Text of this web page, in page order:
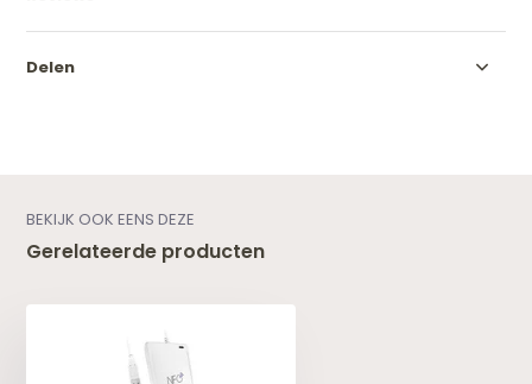
Delen
BEKIJK OOK EENS DEZE
Gerelateerde producten